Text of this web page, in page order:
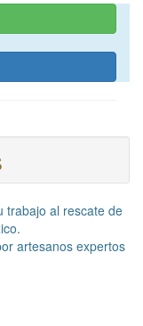
trabajo al rescate de
artesanos expertos